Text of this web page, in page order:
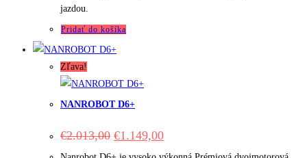
jazdou.
Pridať do košíka
Zľava!
NANROBOT D6+
€2.013,00 Original
€1.149,00Current